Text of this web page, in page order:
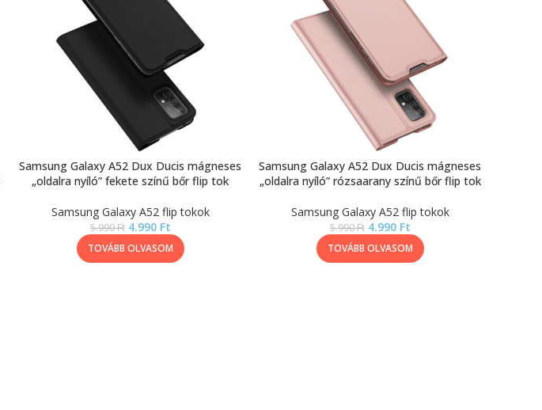
Samsung Galaxy A52 Dux Ducis mágneses
„oldalra nyíló” fekete színű bőr flip tok
Samsung Galaxy A52 flip tokok
5.990Ft 4.990 Ft
TOVÁBB OLVASOM
Samsung Galaxy A52 Dux Ducis mágneses
„oldalra nyíló” rózsaarany színű bőr flip tok
Samsung Galaxy A52 flip tokok
5.990Ft 4.990 Ft
TOVÁBB OLVASOM